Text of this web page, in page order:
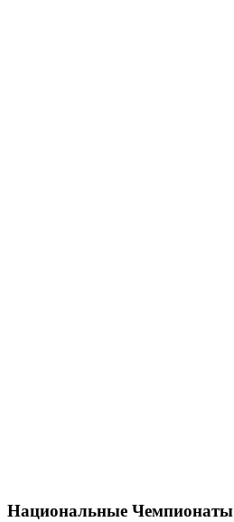
Национальные Чемпионаты